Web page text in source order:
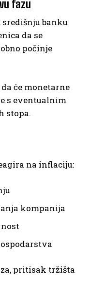
fazu
središnju banku
da se
počinje
će monetarne
s eventualnim
stopa.
na inflaciju:
kompanija
pritisak tržišta